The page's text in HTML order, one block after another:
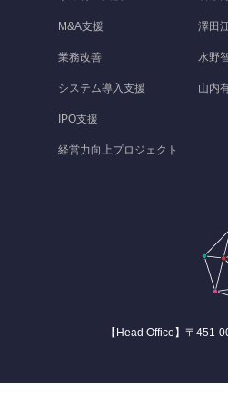
M&A支援
業務改善
システム導入支援
IPO支援
経営力向上プロジェクト
澤田
水野
山内
【Head Office】〒